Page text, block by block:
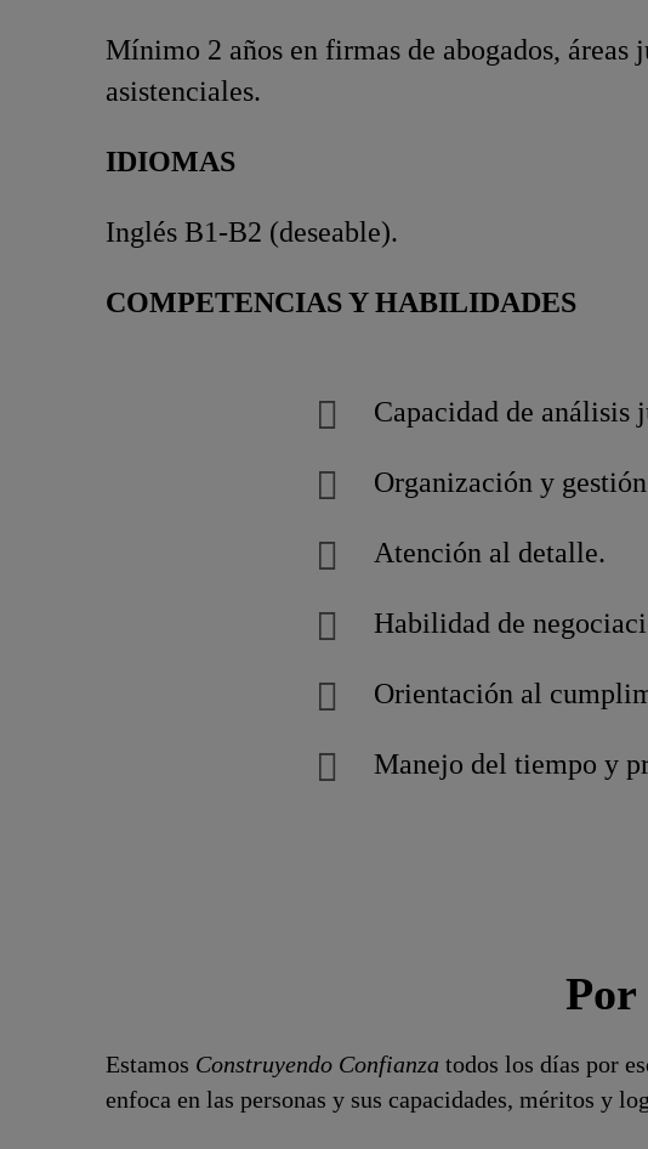
Mínimo 2 años en firmas de abogados,
asistenciales.
IDIOMAS
Inglés B1-B2 (deseable).
COMPETENCIAS Y HABILIDADES
Capacidad de análisis
Organización y
Atención al detalle.
Habilidad de
Orientación al
Manejo del tiempo y
Por
Estamos Construyendo Confianza todos los días por
enfoca en las personas y sus capacidades, méritos y